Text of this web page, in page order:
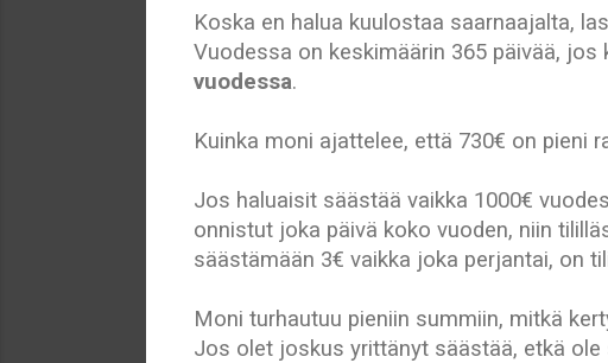
Koska en halua kuulostaa saarnaajalta,
Vuodessa on keskimäärin 365 päivää,
vuodessa.
Kuinka moni ajattelee, että 730€ on pieni
Jos haluaisit säästää vaikka 1000€
onnistut joka päivä koko vuoden, niin
säästämään 3€ vaikka joka perjantai, on
Moni turhautuu pieniin summiin, mitkä
Jos olet joskus yrittänyt säästää, etkä